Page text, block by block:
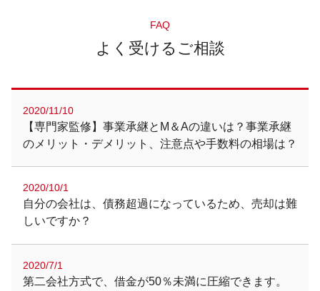
FAQ
よく受けるご相談
2020/11/10
【専門家監修】事業承継とM＆Aの違いは？事業承継
のメリット・デメリット、注意点や手数料の相場は？
2020/10/1
自分の会社は、債務超過になっているため、売却は難
しいですか？
2020/7/1
第二会社方式で、借金が50％未満に圧縮できます。